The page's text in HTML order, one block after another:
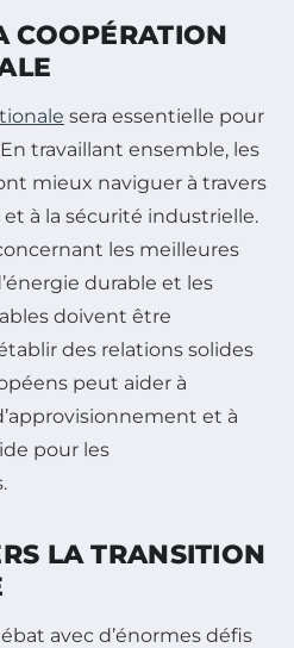
COOPÉRATION
sera essentielle pour
travaillant ensemble, les
mieux naviguer à travers
et à la sécurité industrielle.
les meilleures
durable et les
doivent être
des relations solides
peut aider à
et à
pour les
LA TRANSITION
avec d’énormes défis